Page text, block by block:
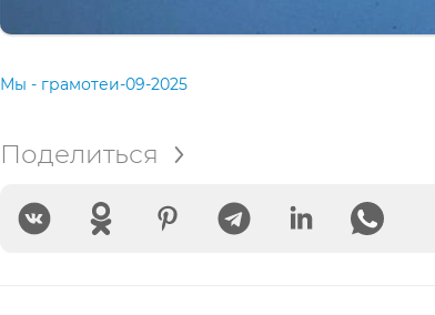
Мы - грамотеи-09-2025
Поделиться